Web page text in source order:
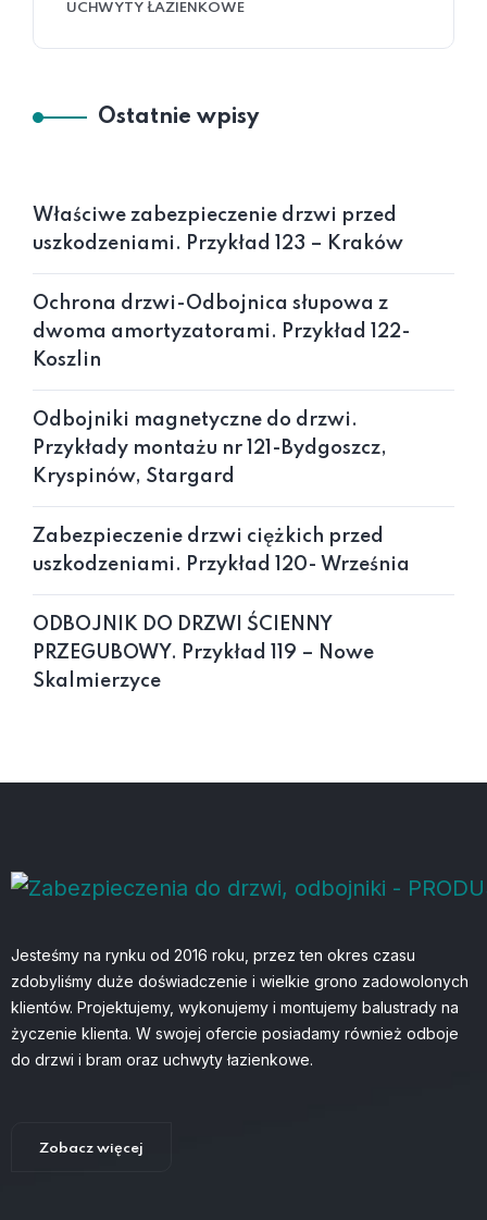
UCHWYTY ŁAZIENKOWE
Ostatnie wpisy
Właściwe zabezpieczenie drzwi przed
uszkodzeniami. Przykład 123 – Kraków
Ochrona drzwi-Odbojnica słupowa z
dwoma amortyzatorami. Przykład 122-
Koszlin
Odbojniki magnetyczne do drzwi.
Przykłady montażu nr 121-Bydgoszcz,
Kryspinów, Stargard
Zabezpieczenie drzwi ciężkich przed
uszkodzeniami. Przykład 120- Września
ODBOJNIK DO DRZWI ŚCIENNY
PRZEGUBOWY. Przykład 119 – Nowe
Skalmierzyce
Jesteśmy na rynku od 2016 roku, przez ten okres czasu
zdobyliśmy duże doświadczenie i wielkie grono zadowolonych
klientów. Projektujemy, wykonujemy i montujemy balustrady na
życzenie klienta. W swojej ofercie posiadamy również odboje
do drzwi i bram oraz uchwyty łazienkowe.
Zobacz więcej